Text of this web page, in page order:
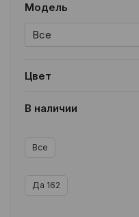
Модель
Все
Цвет
Все
В наличии
Все
Да 162